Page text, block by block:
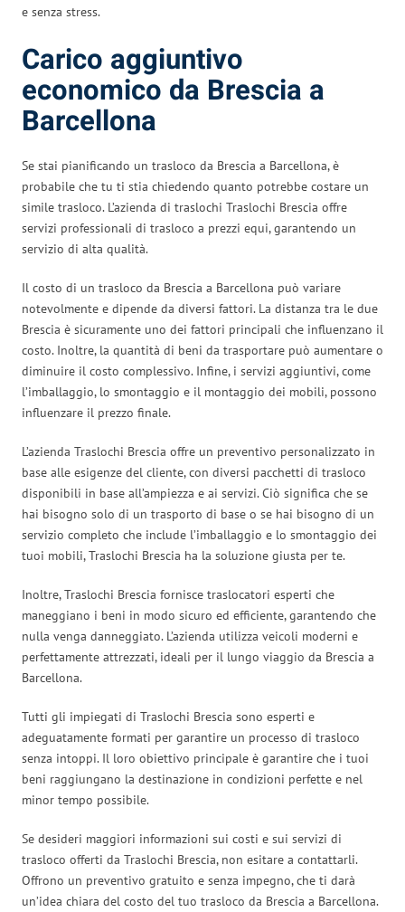
e senza stress.
Carico aggiuntivo
economico da Brescia a
Barcellona
Se stai pianificando un trasloco da Brescia a Barcellona, è
probabile che tu ti stia chiedendo quanto potrebbe costare un
simile trasloco. L’azienda di traslochi Traslochi Brescia offre
servizi professionali di trasloco a prezzi equi, garantendo un
servizio di alta qualità.
Il costo di un trasloco da Brescia a Barcellona può variare
notevolmente e dipende da diversi fattori. La distanza tra le due
Brescia è sicuramente uno dei fattori principali che influenzano il
costo. Inoltre, la quantità di beni da trasportare può aumentare o
diminuire il costo complessivo. Infine, i servizi aggiuntivi, come
l’imballaggio, lo smontaggio e il montaggio dei mobili, possono
influenzare il prezzo finale.
L’azienda Traslochi Brescia offre un preventivo personalizzato in
base alle esigenze del cliente, con diversi pacchetti di trasloco
disponibili in base all’ampiezza e ai servizi. Ciò significa che se
hai bisogno solo di un trasporto di base o se hai bisogno di un
servizio completo che include l’imballaggio e lo smontaggio dei
tuoi mobili, Traslochi Brescia ha la soluzione giusta per te.
Inoltre, Traslochi Brescia fornisce traslocatori esperti che
maneggiano i beni in modo sicuro ed efficiente, garantendo che
nulla venga danneggiato. L’azienda utilizza veicoli moderni e
perfettamente attrezzati, ideali per il lungo viaggio da Brescia a
Barcellona.
Tutti gli impiegati di Traslochi Brescia sono esperti e
adeguatamente formati per garantire un processo di trasloco
senza intoppi. Il loro obiettivo principale è garantire che i tuoi
beni raggiungano la destinazione in condizioni perfette e nel
minor tempo possibile.
Se desideri maggiori informazioni sui costi e sui servizi di
trasloco offerti da Traslochi Brescia, non esitare a contattarli.
Offrono un preventivo gratuito e senza impegno, che ti darà
un’idea chiara del costo del tuo trasloco da Brescia a Barcellona.